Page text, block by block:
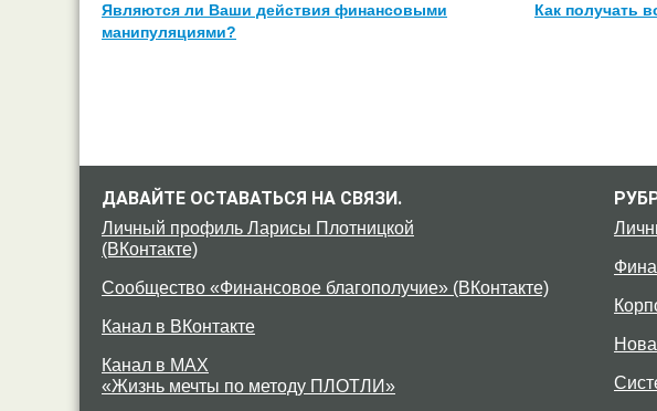
Являются ли Ваши действия финансовыми
манипуляциями?
Как получать
ДАВАЙТЕ ОСТАВАТЬСЯ НА СВЯЗИ.
Личный профиль Ларисы Плотницкой
(ВКонтакте)
Сообщество «Финансовое благополучие» (ВКонтакте)
Канал в ВКонтакте
Канал в MAX
«Жизнь мечты по методу ПЛОТЛИ»